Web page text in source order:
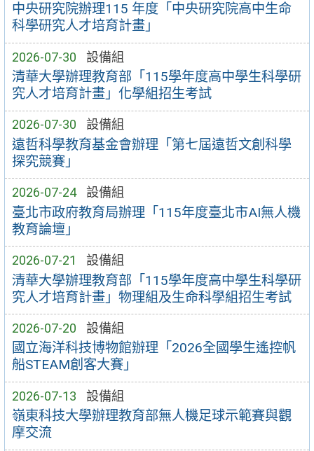
中央研究院辦理115 年度「中央研究院高中生命
科學研究人才培育計畫」
2026-07-30 設備組
清華大學辦理教育部「115學年度高中學生科學研
究人才培育計畫」化學組招生考試
2026-07-30 設備組
遠哲科學教育基金會辦理「第七屆遠哲文創科學
探究競賽」
2026-07-24 設備組
臺北市政府教育局辦理「115年度臺北市AI無人機
教育論壇」
2026-07-21 設備組
清華大學辦理教育部「115學年度高中學生科學研
究人才培育計畫」物理組及生命科學組招生考試
2026-07-20 設備組
國立海洋科技博物館辦理「2026全國學生遙控帆
船STEAM創客大賽」
2026-07-13 設備組
嶺東科技大學辦理教育部無人機足球示範賽與觀
摩交流